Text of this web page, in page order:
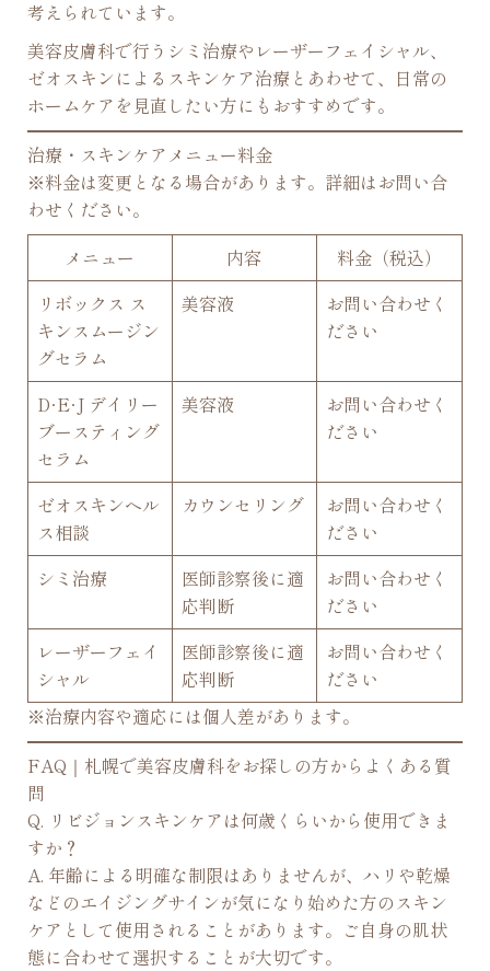
考えられています。
美容皮膚科で行うシミ治療やレーザーフェイシャル、
ゼオスキンによるスキンケア治療とあわせて、日常の
ホームケアを見直したい方にもおすすめです。
治療・スキンケアメニュー料金
※料金は変更となる場合があります。詳細はお問い合
わせください。
メニュー
内容
料金（税込）
リボックス ス
キンスムージン
グセラム
美容液
お問い合わせく
ださい
D·E·J デイリー
ブースティング
セラム
美容液
お問い合わせく
ださい
ゼオスキンヘル
ス相談
カウンセリング
お問い合わせく
ださい
シミ治療
医師診察後に適
応判断
お問い合わせく
ださい
レーザーフェイ
シャル
医師診察後に適
応判断
お問い合わせく
ださい
※治療内容や適応には個人差があります。
FAQ｜札幌で美容皮膚科をお探しの方からよくある質
問
Q. リビジョンスキンケアは何歳くらいから使用できま
すか？
A. 年齢による明確な制限はありませんが、ハリや乾燥
などのエイジングサインが気になり始めた方のスキン
ケアとして使用されることがあります。ご自身の肌状
態に合わせて選択することが大切です。